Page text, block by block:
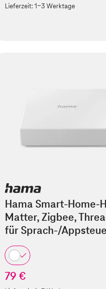
Lieferzeit:1-3 Werktage
Hama Smart-Home-
Matter, Zigbee,
für Sprach-/
79 €